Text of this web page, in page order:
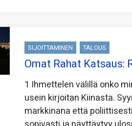
SIJOITTAMINEN TALOUS
Omat Rahat Katsaus:
1 Ihmettelen välillä onko
usein kirjoitan Kiinasta.
markkinana että